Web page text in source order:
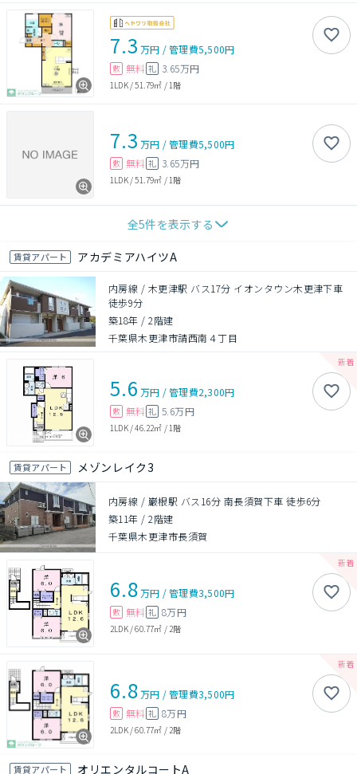
7.3 万円 /管理費5,500円
敷 無料 礼 3.65万円
1LDK/51.79㎡ /1階
7.3 万円 /管理費5,500円
敷 無料 礼 3.65万円
1LDK/51.79㎡ / 1階
全5件を表示する
賃貸アパート アカデミアハイツA
内房線 / 木更津駅 バス17分 イオンタウン木更津下車
徒歩9分
築18年 /2階建
千葉県木更津市請西南４丁目
5.6 万円 /管理費2,300円
敷 無料 礼 5.6万円
1LDK/46.22㎡ / 1階
賃貸アパート メゾンレイク3
内房線 / 巌根駅 バス16分 南長須賀下車 徒歩6分
築11年 /2階建
千葉県木更津市長須賀
6.8万円 /管理費3,500円
敷 無料 礼 8万円
2LDK/60.77㎡ / 2階
6.8万円 /管理費3,500円
敷 無料 礼 8万円
2LDK/60.77㎡ / 2階
賃貸アパート オリエンタルコートA